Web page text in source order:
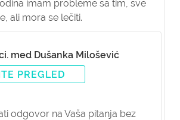
imam probleme sa tim, sve
ali mora se lečiti.
med Dušanka Milošević
PREGLED
odgovor na Vaša pitanja bez